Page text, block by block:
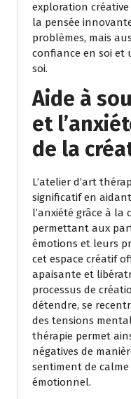
exploration
la pensée
problèmes, mais
confiance en soi et
soi.
Aide à
et
de la
L’atelier d’art
significatif en
l’anxiété grâce à la
permettant aux
émotions et leurs
cet espace créatif
apaisante et
processus de
détendre, se
des tensions
thérapie permet
négatives de
sentiment de
émotionnel.